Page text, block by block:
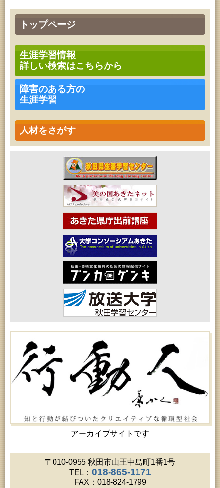
トップページ
生涯学習情報
詳しい検索はこちらから
障害のある方の
生涯学習
人材をさがす
アーカイブサイトです
女性教育「ミセスセミナー大住」
2026年08月17日 (秋田市)
家庭教育「わくわく家族講座」
高齢者教育「茨島七丁目地区高齢者学級」
2026年08月18日 (秋田市)
女性教育「保戸野女性学級」
2026年08月18日 (秋田市)
高齢者教育「泉地区高齢者学級」
2026年08月18日 (秋田市)
乳幼児・青少年教育「おはなしの会」
2026年08月18日 (秋田市)
乳幼児教育「ペンギン幼児学級」
2026年08月18日 (秋田市)
高齢者教育「秋田おもと高齢者大学」
2026年08月19日 (秋田市)
成人教育「市民大学講座『佐竹史料館展示資料から
見る秋田藩と佐竹氏』」
2026年08月19日 (秋田市)
高齢者教育「北部高齢者大学」
2026年08月19日 (秋田市)
高齢者教育「川尻地区高齢者学級」
2026年08月19日 (秋田市)
女性教育「ひろば女性学級」
2026年08月20日 (秋田市)
乳幼児教育「カンガルー乳幼児学級」
2026年08月20日 (秋田市)
女性教育「八橋ひまわり女性学級」
2026年08月20日 (秋田市)
女性教育「あかしあ婦人学級」
2026年08月20日 (秋田市)
成人教育「夏の暑さに負けない薬膳料理教室」
2026年08月20日 (秋田市)
女性教育「女性セミナー『ゆうわ』」
2026年08月21日 (秋田市)
成人教育「市民体験活動推進事業『料理教室』」
2026年08月21日 (秋田市)
高齢者教育「秋田鈴杖大学」
2026年08月21日 (秋田市)
高齢者教育「保戸野地区高齢者学級」
2026年08月22日 (秋田市)
乳幼児教育「おはなしの会」
2026年08月22日 (秋田市)
令和8年度 鈴木昭寿ウクレレライブ（アトリオンワ
市民おもしろ塾2026年8月例会 第177回「菅江真澄
が見た能代山本」
2026年08月22日 (秋田市)
2026年08月22日 (秋田市)
令和8年度 Excel簡単会計集計勉強会
2026年08月22日 (秋田市)
青少年教育「親子チャレンジ体験活動推進事業『農
〒010-0955 秋田市山王中島町1番1号
TEL： 018-865-1171
FAX：018-824-1799